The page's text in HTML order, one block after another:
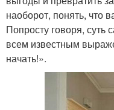
наоборот, понять, что
Попросту говоря, суть
всем известным
начать!».